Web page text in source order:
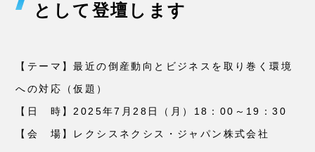
として登壇します
【テーマ】最近の倒産動向とビジネスを取り巻く環境
への対応（仮題）
【日 時】2025年7月28日（月）18：00～19：30
【会 場】レクシスネクシス・ジャパン株式会社